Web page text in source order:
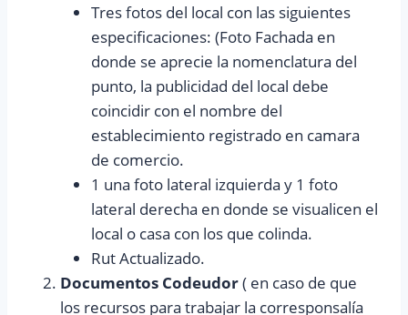
Tres fotos del local con las siguientes
especificaciones: (Foto Fachada en
donde se aprecie la nomenclatura del
punto, la publicidad del local debe
coincidir con el nombre del
establecimiento registrado en camara
de comercio.
1 una foto lateral izquierda y 1 foto
lateral derecha en donde se visualicen el
local o casa con los que colinda.
Rut Actualizado.
Documentos Codeudor( en caso de que
los recursos para trabajar la corresponsalía